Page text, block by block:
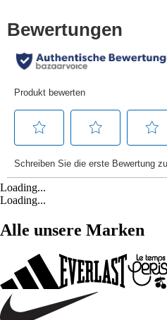
Loading...
Loading...
Alle unsere Marken